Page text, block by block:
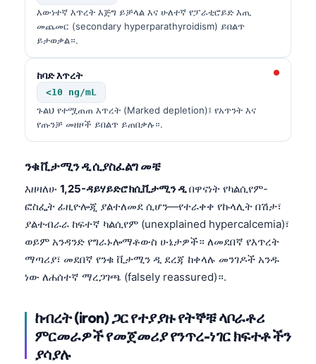
እውነተኛ እጥረት እጅግ ይቻላል እና ሁለተኛ የፓራቲሮይድ እጢ
መጨመር (secondary hyperparathyroidism) ይበልጥ
ይታወቃል።.
ከባድ እጥረት
<10 ng/mL
ጉልህ የተሟጠጠ እጥረት (Marked depletion)፤ የአጥንት እና
የጡንቻ መዘዞች ይበልጥ ይጠበቃሉ።.
ንቁ ቪታሚን ዲ ሲያስፈልግ መቼ
እዘዛለሁ 1,25-ዳይሃይድሮክሲቪታሚን ዲበዋናነት የካልሲየም-
ፎስፌት ፊዚዮሎጂ ያልተለመደ ሲሆን—የተራቀቀ የኩላሊት በሽታ፣
ያልተብራራ ከፍተኛ ካልሲየም (unexplained hypercalcemia)፣
ወይም አንዳንድ የግራኑሎማቶውስ ሁኔታዎች። ለመደበኛ የእጥረት
ማጣሪያ፣ መደበኛ የንቁ ቪታሚን ዲ ደረጃ ከቀላሉ መንገዶች አንዱ
ነው ለሐሰተኛ ማረጋገጫ (falsely reassured)።.
ከብረት (iron) ጋር የተያያዙ የትኞቹ ላቦራቶሪ
ምርመራዎች የመጀመሪያ የንጥረ-ነገር ክፍተቶችን
ያሳያሉ